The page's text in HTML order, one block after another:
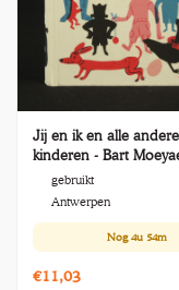
Jij en ik en alle andere
kinderen - Bart
(°1964)
gebruikt
Antwerpen
Nog4u 54m
€11,03